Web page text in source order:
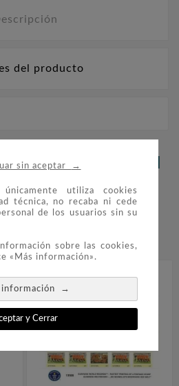
sin aceptar →
utiliza cookies
técnica, no recaba ni cede
de los usuarios sin su
sobre las cookies,
«Más información».
información →
y Cerrar
del producto
QUE ADQUIRIERON
TAMBIÉN